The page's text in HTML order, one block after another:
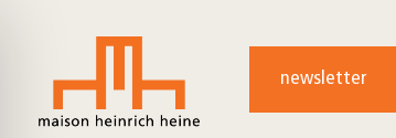
content
newsletter